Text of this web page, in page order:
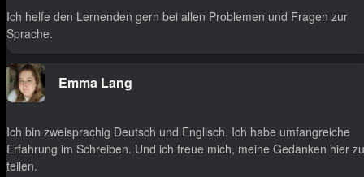
Ich helfe den Lernenden gern bei allen Problemen und Fragen zur
Sprache.
Emma Lang
Ich bin zweisprachig Deutsch und Englisch. Ich habe umfangreiche
Erfahrung im Schreiben. Und ich freue mich, meine Gedanken hier zu
teilen.